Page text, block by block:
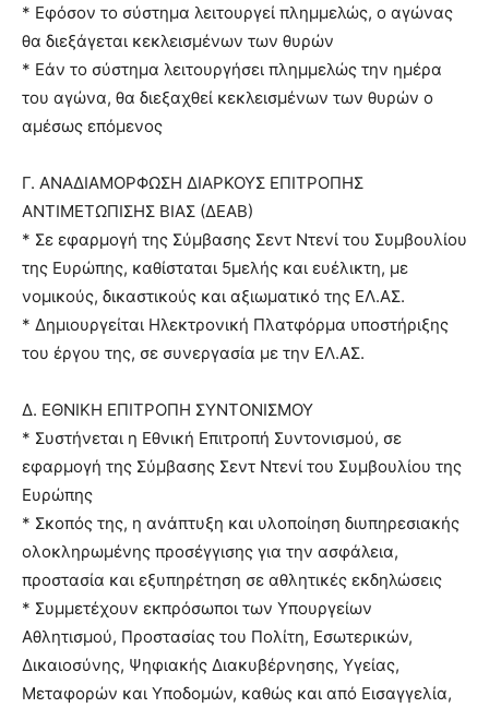
* Εφόσον το σύστημα λειτουργεί πλημμελώς, ο αγώνας
θα διεξάγεται κεκλεισμένων των θυρών
* Εάν το σύστημα λειτουργήσει πλημμελώς την ημέρα
του αγώνα, θα διεξαχθεί κεκλεισμένων των θυρών ο
αμέσως επόμενος
Γ. ΑΝΑΔΙΑΜΟΡΦΩΣΗ ΔΙΑΡΚΟΥΣ ΕΠΙΤΡΟΠΗΣ
ΑΝΤΙΜΕΤΩΠΙΣΗΣ ΒΙΑΣ (ΔΕΑΒ)
* Σε εφαρμογή της Σύμβασης Σεντ Ντενί του Συμβουλίου
της Ευρώπης, καθίσταται 5μελής και ευέλικτη, με
νομικούς, δικαστικούς και αξιωματικό της ΕΛ.ΑΣ.
* Δημιουργείται Ηλεκτρονική Πλατφόρμα υποστήριξης
του έργου της, σε συνεργασία με την ΕΛ.ΑΣ.
Δ. ΕΘΝΙΚΗ ΕΠΙΤΡΟΠΗ ΣΥΝΤΟΝΙΣΜΟΥ
* Συστήνεται η Εθνική Επιτροπή Συντονισμού, σε
εφαρμογή της Σύμβασης Σεντ Ντενί του Συμβουλίου της
Ευρώπης
* Σκοπός της, η ανάπτυξη και υλοποίηση διυπηρεσιακής
ολοκληρωμένης προσέγγισης για την ασφάλεια,
προστασία και εξυπηρέτηση σε αθλητικές εκδηλώσεις
* Συμμετέχουν εκπρόσωποι των Υπουργείων
Αθλητισμού, Προστασίας του Πολίτη, Εσωτερικών,
Δικαιοσύνης, Ψηφιακής Διακυβέρνησης, Υγείας,
Μεταφορών και Υποδομών, καθώς και από Εισαγγελία,